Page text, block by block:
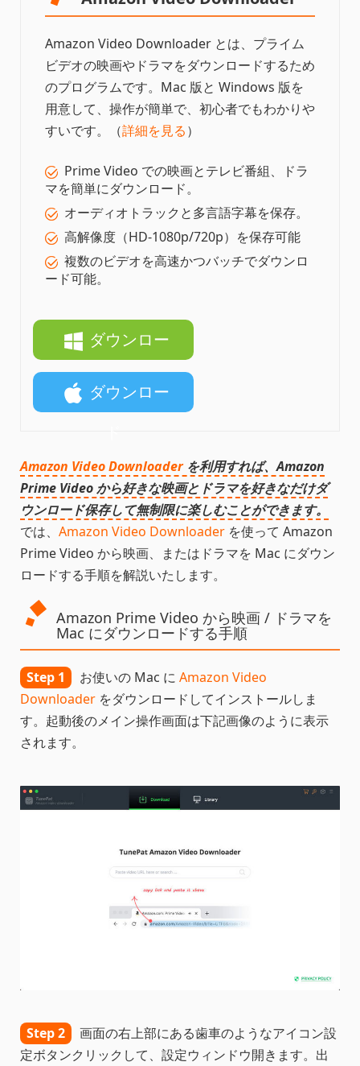
Amazon Video Downloader とは、プライム
ビデオの映画やドラマをダウンロードするため
のプログラムです。Mac 版と Windows 版を
用意して、操作が簡単で、初心者でもわかりや
すいです。（詳細を見る）
Prime Video での映画とテレビ番組、ドラ
マを簡単にダウンロード。
オーディオトラックと多言語字幕を保存。
高解像度（HD-1080p/720p）を保存可能
複数のビデオを高速かつバッチでダウンロ
ード可能。
ダウンロー
ダウンロー
Amazon Video Downloaderを利用すれば、Amazon
Prime Video から好きな映画とドラマを好きなだけダ
ウンロード保存して無制限に楽しむことができます。
では、 Amazon Video Downloader を使って Amazon
Prime Video から映画、またはドラマを Mac にダウン
ロードする手順を解説いたします。
Amazon Prime Video から映画 / ドラマを
Mac にダウンロードする手順
Step 1 お使いの Mac に Amazon Video
Downloader をダウンロードしてインストールしま
す。起動後のメイン操作画面は下記画像のように表示
されます。
Step 2
画面の右上部にある歯車のようなアイコン設
定ボタンクリックして、設定ウィンドウ開きます。出